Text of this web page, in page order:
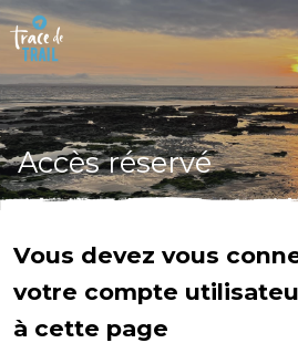
Accès réservé
Vous devez vous
votre compte
à cette page